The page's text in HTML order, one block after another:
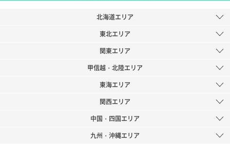
北海道エリア
東北エリア
関東エリア
甲信越・北陸エリア
東海エリア
関西エリア
中国・四国エリア
九州・沖縄エリア